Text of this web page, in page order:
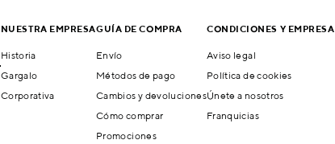
NUESTRA EMPRESA
Historia
Gargalo
Corporativa
GUÍA DE COMPRA
Envío
Métodos de pago
Cambios y devoluciones
Cómo comprar
Promociones
CONDICIONES Y EMPRESA
Aviso legal
Política de cookies
Únete a nosotros
Franquicias